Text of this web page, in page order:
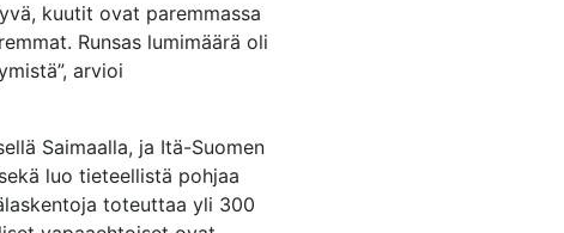
kuutit ovat paremmassa
Runsas lumimäärä oli
arvioi
Saimaalla, ja Itä-Suomen
luo tieteellistä pohjaa
toteuttaa yli 300